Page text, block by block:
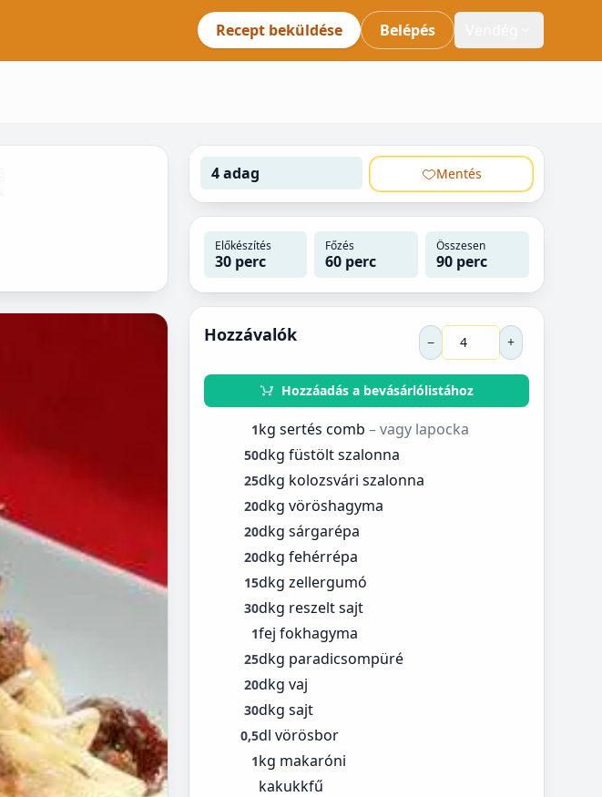
Recept beküldése Belépés
4 adag Mentés
Előkészítés
30 perc
Főzés
60 perc
Összesen
90 perc
Hozzávalók − +
Hozzáadás a bevásárlólistához
1kg sertés comb – vagy lapocka
50dkg füstölt szalonna
25dkg kolozsvári szalonna
20dkg vöröshagyma
20dkg sárgarépa
20dkg fehérrépa
15dkg zellergumó
30dkg reszelt sajt
1fej fokhagyma
25dkg paradicsompüré
20dkg vaj
30dkg sajt
0,5dl vörösbor
1kg makaróni
kakukkfű